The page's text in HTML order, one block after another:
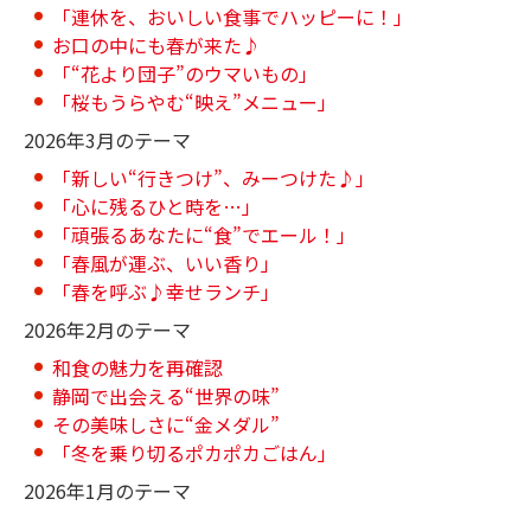
「連休を、おいしい食事でハッピーに！」
お口の中にも春が来た♪
「“花より団子”のウマいもの」
「桜もうらやむ“映え”メニュー」
2026年3月のテーマ
「新しい“行きつけ”、みーつけた♪」
「心に残るひと時を…」
「頑張るあなたに“食”でエール！」
「春風が運ぶ、いい香り」
「春を呼ぶ♪幸せランチ」
2026年2月のテーマ
和食の魅力を再確認
静岡で出会える“世界の味”
その美味しさに“金メダル”
「冬を乗り切るポカポカごはん」
2026年1月のテーマ